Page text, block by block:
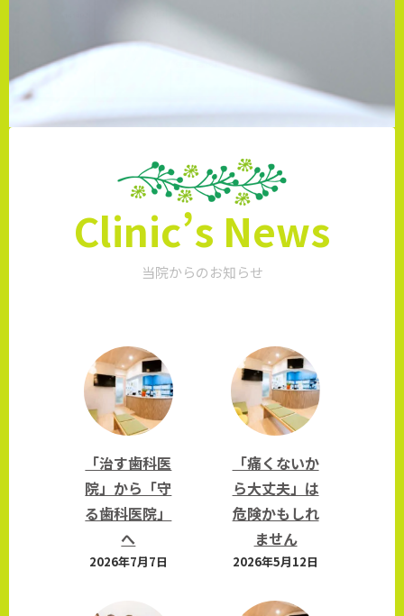
Clinic’s News
当院からのお知らせ
「治す歯科医
院」から「守
る歯科医院」
へ
2026年7月7日
「痛くないか
ら大丈夫」は
危険かもしれ
ません
2026年5月12日